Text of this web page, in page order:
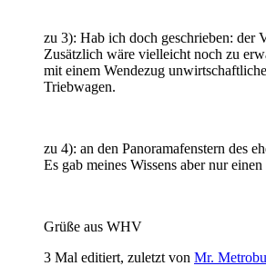
zu 3): Hab ich doch geschrieben: der
Zusätzlich wäre vielleicht noch zu
mit einem Wendezug
Triebwagen.
zu 4): an den Panoramafenstern des
Es gab meines Wissens aber nur
Grüße aus WHV
3 Mal editiert, zuletzt von Mr.